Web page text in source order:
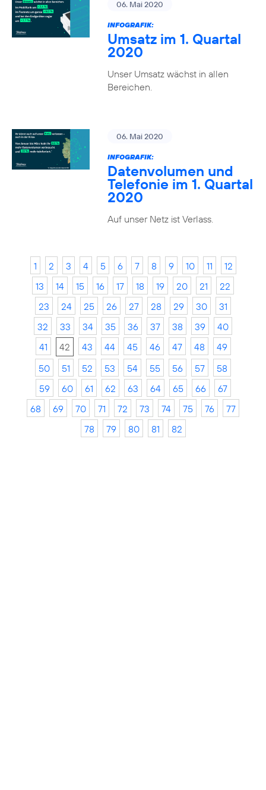
06. Mai 2020
INFOGRAFIK:
Umsatz im 1. Quartal
2020
Unser Umsatz wächst in allen
Bereichen.
06. Mai 2020
INFOGRAFIK:
Datenvolumen und
Telefonie im 1. Quartal
2020
Auf unser Netz ist Verlass.
1 2 3 4 5 6 7 8 9 10 11
12
13
14 15 16 17 18 19 20 21
22
23
24 25 26 27 28 29 30
31
32
33 34 35 36 37 38 39
40
41
42 43 44 45 46 47 48
49
50
51 52 53 54 55 56 57
58
59
60 61 62 63 64 65 66
67
68
69 70 71 72 73 74 75 76
77
78
79 80 81 82